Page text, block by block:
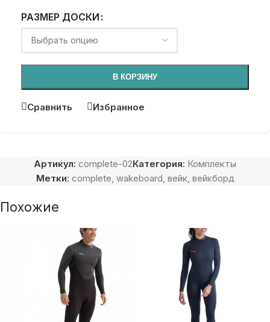
РАЗМЕР ДОСКИ
В КОРЗИНУ
Сравнить Избранное
Артикул: complete-02Категория: Комплекты
Метки: complete, wakeboard, вейк, вейкборд
Похожие